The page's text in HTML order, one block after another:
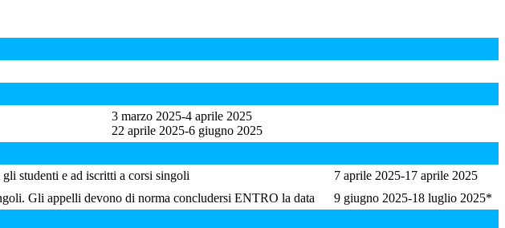
3 marzo 2025-4 aprile 2025
22 aprile 2025-6 giugno 2025
studenti e ad iscritti a corsi singoli
7 aprile 2025-17 aprile 2025
Gli appelli devono di norma concludersi ENTRO la data
9 giugno 2025-18 luglio 2025*